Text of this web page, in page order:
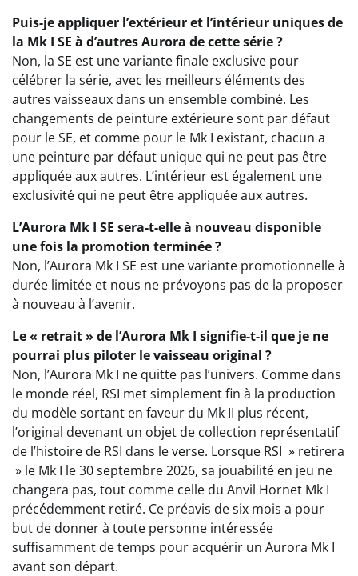
Puis-je appliquer l’extérieur et l’intérieur uniques de
la Mk I SE à d’autres Aurora de cette série ?
Non, la SE est une variante finale exclusive pour
célébrer la série, avec les meilleurs éléments des
autres vaisseaux dans un ensemble combiné. Les
changements de peinture extérieure sont par défaut
pour le SE, et comme pour le Mk I existant, chacun a
une peinture par défaut unique qui ne peut pas être
appliquée aux autres. L’intérieur est également une
exclusivité qui ne peut être appliquée aux autres.
L’Aurora Mk I SE sera-t-elle à nouveau disponible
une fois la promotion terminée ?
Non, l’Aurora Mk I SE est une variante promotionnelle à
durée limitée et nous ne prévoyons pas de la proposer
à nouveau à l’avenir.
Le « retrait » de l’Aurora Mk I signifie-t-il que je ne
pourrai plus piloter le vaisseau original ?
Non, l’Aurora Mk I ne quitte pas l’univers. Comme dans
le monde réel, RSI met simplement fin à la production
du modèle sortant en faveur du Mk II plus récent,
l’original devenant un objet de collection représentatif
de l’histoire de RSI dans le verse. Lorsque RSI » retirera
» le Mk I le 30 septembre 2026, sa jouabilité en jeu ne
changera pas, tout comme celle du Anvil Hornet Mk I
précédemment retiré. Ce préavis de six mois a pour
but de donner à toute personne intéressée
suffisamment de temps pour acquérir un Aurora Mk I
avant son départ.